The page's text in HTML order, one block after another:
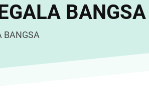
BANGSA
BANGSA